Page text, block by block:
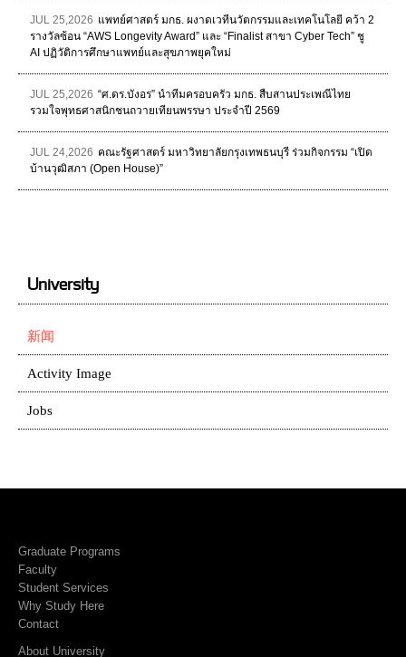
JUL 25,2026 แพทย์ศาสตร์ มกธ. ผงาดเวทีนวัตกรรมและเทคโนโลยี คว้า 2
รางวัลซ้อน “AWS Longevity Award” และ “Finalist สาขา Cyber Tech” ชู
AI ปฏิวัติการศึกษาแพทย์และสุขภาพยุคใหม่
JUL 25,2026 “ศ.ดร.บังอร” นำทีมครอบครัว มกธ. สืบสานประเพณีไทย
รวมใจพุทธศาสนิกชนถวายเทียนพรรษา ประจำปี 2569
JUL 24,2026 คณะรัฐศาสตร์ มหาวิทยาลัยกรุงเทพธนบุรี ร่วมกิจกรรม “เปิด
บ้านวุฒิสภา (Open House)”
University
新闻
Activity Image
Jobs
Graduate Programs
Faculty
Student Services
Why Study Here
Contact
About University